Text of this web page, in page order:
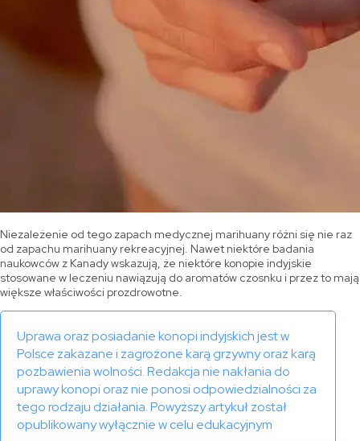
Niezależenie od tego zapach medycznej marihuany różni się nie raz
od zapachu marihuany rekreacyjnej. Nawet niektóre badania
naukowców z Kanady wskazują, że niektóre konopie indyjskie
stosowane w leczeniu nawiązują do aromatów czosnku i przez to mają
większe właściwości prozdrowotne.
Uprawa oraz posiadanie konopi indyjskich jest w
Polsce zakazane i zagrożone karą grzywny oraz karą
pozbawienia wolności. Redakcja nie nakłania do
uprawy konopi oraz nie ponosi odpowiedzialności za
tego rodzaju działania. Powyższy artykuł został
opublikowany wyłącznie w celu edukacyjnym